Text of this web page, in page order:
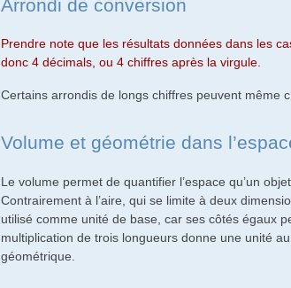
Arrondi de conversion
Prendre note que les résultats données dans les
donc 4 décimals, ou 4 chiffres après la virgule.
Certains arrondis de longs chiffres peuvent même
Volume et géométrie dans
Le volume permet de quantifier l’espace qu’un
Contrairement à l’aire, qui se limite à deux
utilisé comme unité de base, car ses côtés égaux
multiplication de trois longueurs donne une unité
géométrique.